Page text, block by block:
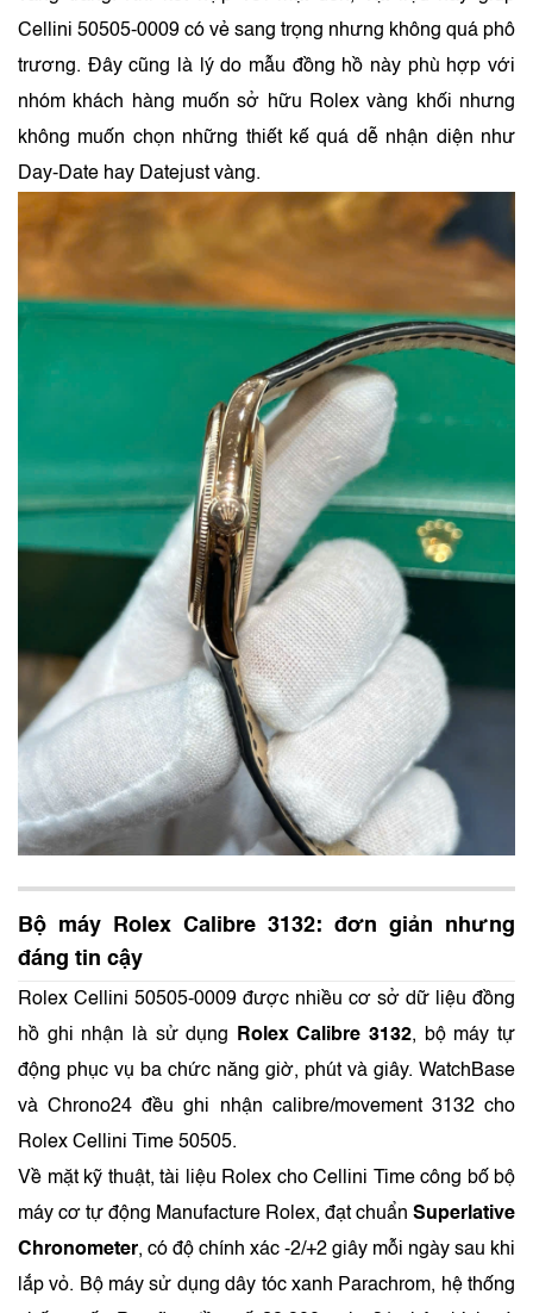
Cellini 50505-0009 có vẻ sang trọng nhưng không quá phô
trương. Đây cũng là lý do mẫu đồng hồ này phù hợp với
nhóm khách hàng muốn sở hữu Rolex vàng khối nhưng
không muốn chọn những thiết kế quá dễ nhận diện như
Day-Date hay Datejust vàng.
Bộ máy Rolex Calibre 3132: đơn giản nhưng
đáng tin cậy
Rolex Cellini 50505-0009 được nhiều cơ sở dữ liệu đồng
hồ ghi nhận là sử dụng
Rolex Calibre 3132, bộ máy tự
động phục vụ ba chức năng giờ, phút và giây. WatchBase
và Chrono24 đều ghi nhận calibre/movement 3132 cho
Rolex Cellini Time 50505.
Về mặt kỹ thuật, tài liệu Rolex cho Cellini Time công bố bộ
máy cơ tự động Manufacture Rolex, đạt chuẩn Superlative
Chronometer, có độ chính xác -2/+2 giây mỗi ngày sau khi
lắp vỏ. Bộ máy sử dụng dây tóc xanh Parachrom, hệ thống